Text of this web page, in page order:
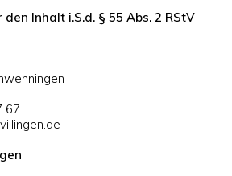
Inhalt i.S.d. § 55 Abs. 2 RStV
67